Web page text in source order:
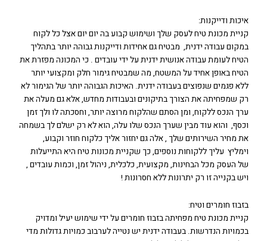
איכות ודייקנות:
קניית מכונת טיח לעסק שלך ושימוש קבוע בה יום יום אצל כל לקוח
במקום עבודה ידנית, מבטיח גם אחידות ודייקנות גבוהה יותר בתהליך
הטיח לעומת עבודה אנושית ידנית על ידי עובדים . כי המכונה מפזרת את
הטיח באופן אחיד על המשטח, מה שמבטיח גימור חלק ומקצועי יותר
ללא פגמים שנפוצים בעבודה ידנית. האיכות הגבוהה יותר של הגימור לא
רק שמפחיתה את הצורך בתיקונים ובעבודות מחדש, אלא גם מעלה את
ערך הנכס ללקוח, ומן הסתם שהלקוח מרוצה יותר, וחסכתה לו ולך זמן
וכסף, והוא עוד מבין שערך הנכס שלו עלה, הוא לא רק ישלם לך בשמחה
את מחיר השירותים שלך , אלה גם יחזור אליך כלקוח חוזר וקבוע,
וימליץ עליך ללקוחות נוספים, כך שקניית מכונות טיח היא התייעלות
של העסק מכל הבחינות, מקצועית, כלכלית, ניהול זמן, וכמות עובדים ,
ויש בקנייה זו רק יתרונות ללא חסרונות !
בזבוז חומרים וטיח:
קניית מכונת טיח מפחיתה בזבוז חומרים על ידי שימוש יעיל ומדויק
בכמויות הנדרשות. בעבודה ידנית יש נטייה לערבוב כמויות גדולות מדי